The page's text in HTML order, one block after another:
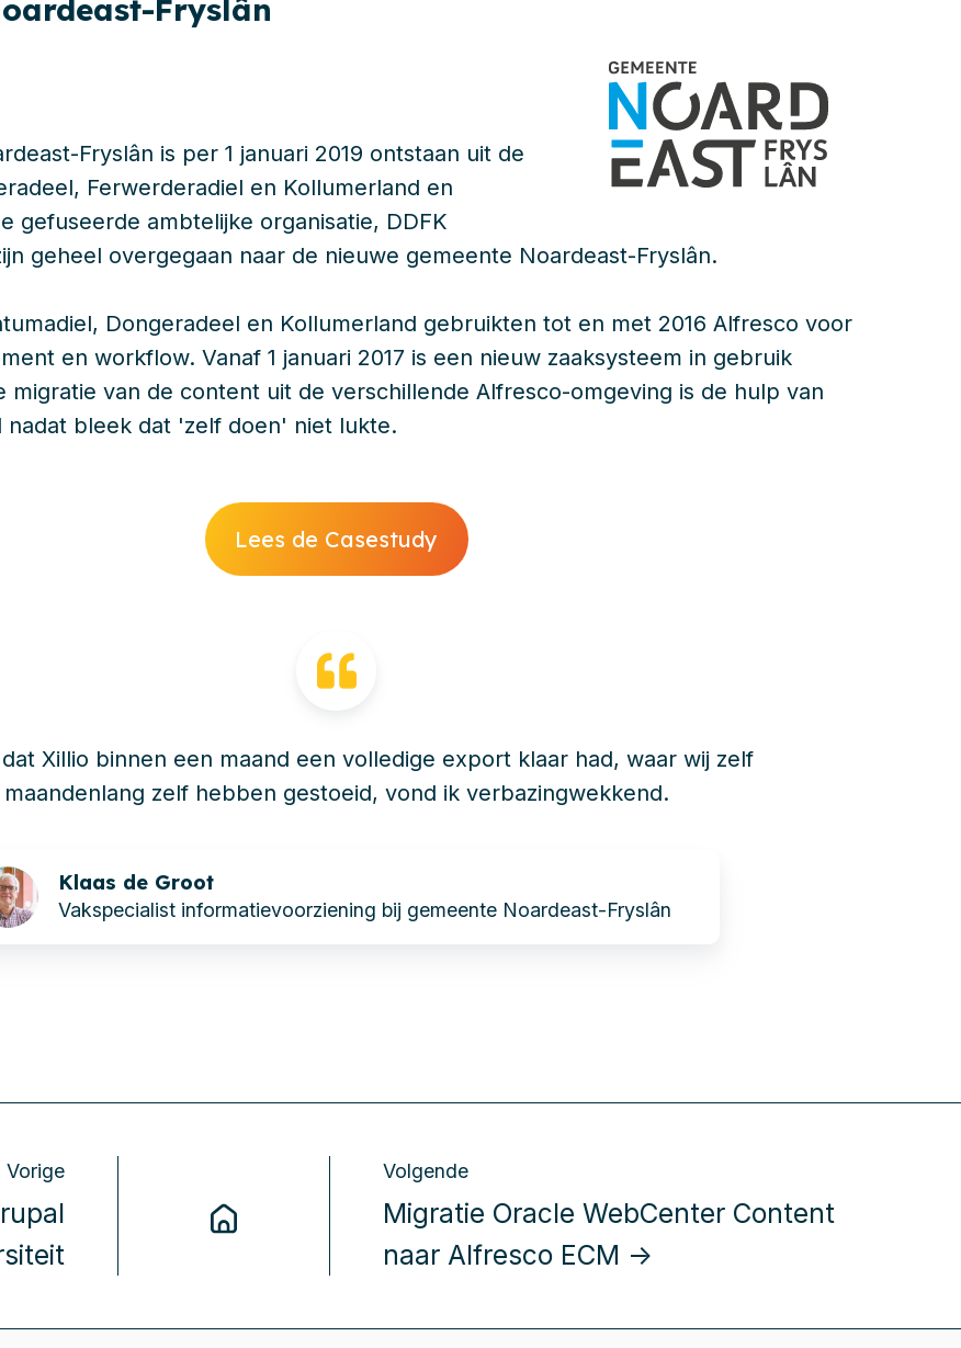
Fryslân
Fryslân is per 1 januari 2019 ontstaan uit de
Ferwerderadiel en Kollumerland en
gefuseerde ambtelijke organisatie, DDFK
geheel overgegaan naar de nieuwe gemeente Noardeast-Fryslân.
Dongeradeel en Kollumerland gebruikten tot en met 2016 Alfresco voor
en workflow. Vanaf 1 januari 2017 is een nieuw zaaksysteem in gebruik
migratie van de content uit de verschillende Alfresco-omgeving is de hulp van
nadat bleek dat 'zelf doen' niet lukte.
Lees de Casestudy
Xillio binnen een maand een volledige export klaar had, waar wij zelf
maandenlang zelf hebben gestoeid, vond ik verbazingwekkend.
Klaas de Groot
Vakspecialist informatievoorziening bij gemeente Noardeast-Fryslân
Vorige Volgende
Migratie Oracle WebCenter Content
naar Alfresco ECM →